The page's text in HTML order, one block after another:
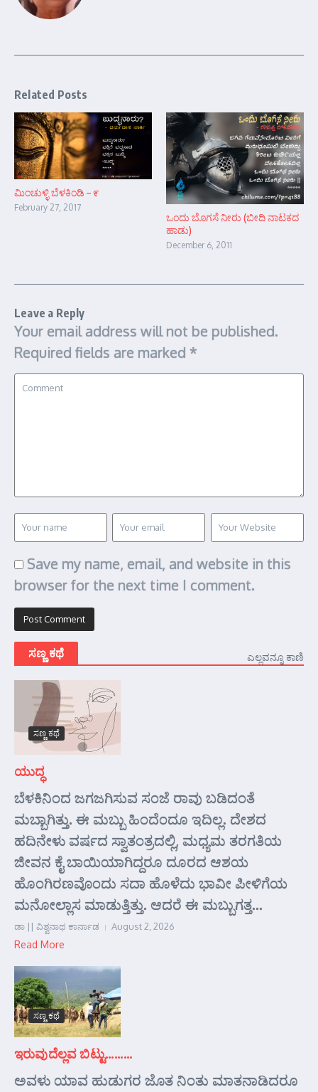
Related Posts
ಮಿಂಚುಳ್ಳಿ ಬೆಳಕಿಂಡಿ – ೯
February 27, 2017
ಒಂದು ಬೊಗಸೆ ನೀರು (ಬೀದಿ ನಾಟಕದ
ಹಾಡು)
December 6, 2011
Leave a Reply
Your email address will not be published.
Required fields are marked *
Save my name, email, and website in this
browser for the next time I comment.
ಸಣ್ಣ ಕಥೆ ಎಲ್ಲವನ್ನೂ ಕಾಣಿ
ಸಣ್ಣ ಕಥೆ
ಯುದ್ಧ
ಬೆಳಕಿನಿಂದ ಜಗಜಗಿಸುವ ಸಂಜೆ ರಾವು ಬಡಿದಂತೆ
ಮಬ್ಬಾಗಿತ್ತು. ಈ ಮಬ್ಬು ಹಿಂದೆಂದೂ ಇದಿಲ್ಲ. ದೇಶದ
ಹದಿನೇಳು ವರ್ಷದ ಸ್ವಾತಂತ್ರದಲ್ಲಿ, ಮಧ್ಯಮ ತರಗತಿಯ
ಜೀವನ ಕೈ ಬಾಯಿಯಾಗಿದ್ದರೂ ದೂರದ ಆಶಯ
ಹೊಂಗಿರಣವೊಂದು ಸದಾ ಹೊಳೆದು ಭಾವೀ ಪೀಳಿಗೆಯ
ಮನೋಲ್ಲಾಸ ಮಾಡುತ್ತಿತ್ತು. ಆದರೆ ಈ ಮಬ್ಬುಗತ್ತ...
ಡಾ || ವಿಶ್ವನಾಥ ಕಾರ್ನಾಡ August 2, 2026
Read More
ಸಣ್ಣ ಕಥೆ
ಇರುವುದೆಲ್ಲವ ಬಿಟ್ಟು………
ಅವಳು ಯಾವ ಹುಡುಗರ ಜೊತ ನಿಂತು ಮಾತನಾಡಿದರೂ